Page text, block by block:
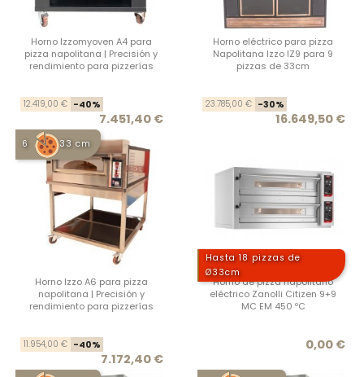
Horno Izzomyoven A4 para
pizza napolitana | Precisión y
rendimiento para pizzerías
Precio base
12.419,00 € -40%
7.451,40 €
Horno eléctrico para pizza
Napolitana Izzo IZ9 para 9
pizzas de 33cm
23.785,00 € -30%
16.649,50 €
6 33 cm
Horno Izzo A6 para pizza
napolitana | Precisión y
rendimiento para pizzerías
11.954,00 € -40%
7.172,40 €
Hasta 18 pizzas de
Ø33cm
Horno de pizza napolitano
eléctrico Zanolli Citizen 9+9
MC EM 450 ºC
0,00 €